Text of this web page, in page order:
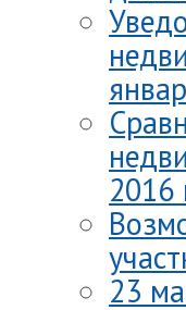
2016
23